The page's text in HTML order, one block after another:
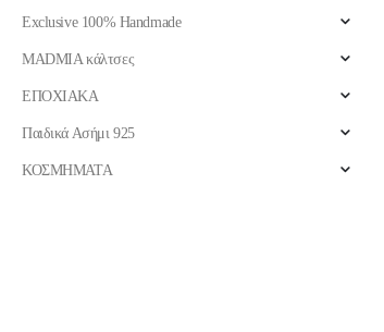
Exclusive 100% Handmade
MADMIA κάλτσες
ΕΠΟΧΙΑΚΑ
Παιδικά Ασήμι 925
ΚΟΣΜΗΜΑΤΑ